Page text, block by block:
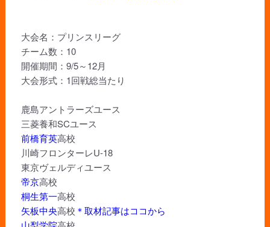
大会名：プリンスリーグ
チーム数：10
開催期間：9/5～12月
大会形式：1回戦総当たり
鹿島アントラーズユース
三菱養和SCユース
前橋育英高校
川崎フロンターレU-18
東京ヴェルディユース
帝京高校
桐生第一高校
矢板中央高校 ＊取材記事はココから